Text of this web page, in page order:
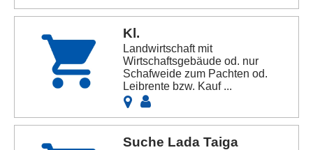
Kl.
Landwirtschaft mit
Wirtschaftsgebäude od. nur
Schafweide zum Pachten od.
Leibrente bzw. Kauf ...
Suche Lada Taiga